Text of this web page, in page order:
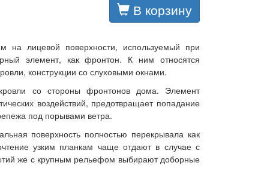
В корзину
на лицевой поверхности, используемый при
элемент, как фронтон. К ним относятся
конструкции со слуховыми окнами.
со стороны фронтонов дома. Элемент
воздействий, предотвращает попадание
под порывами ветра.
поверхность полностью перекрывала как
узким планкам чаще отдают в случае с
же с крупным рельефом выбирают доборные